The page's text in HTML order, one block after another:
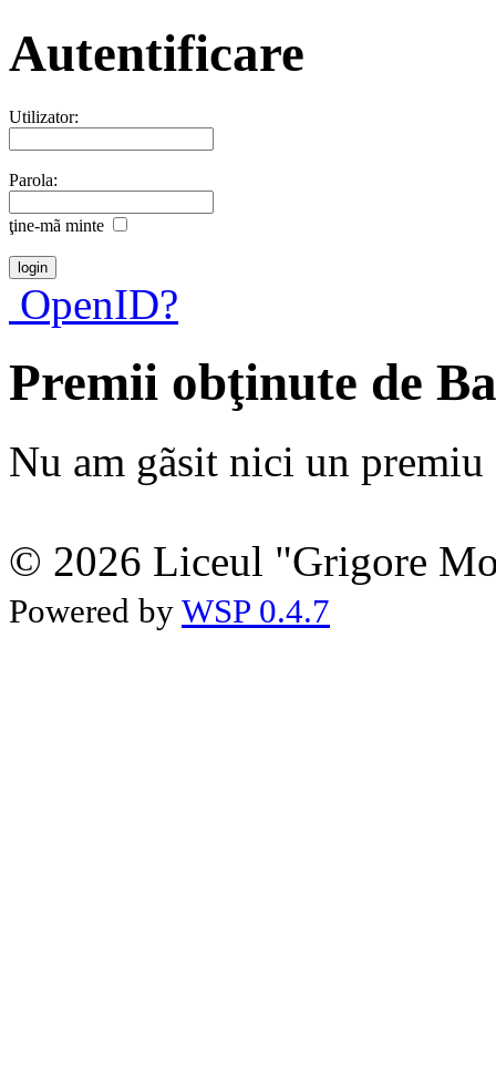
Autentificare
Utilizator:
Parola:
ţine-mã minte
OpenID?
Premii obţinute de
Nu am gãsit nici un premiu
© 2026 Liceul "Grigore
Powered by WSP 0.4.7